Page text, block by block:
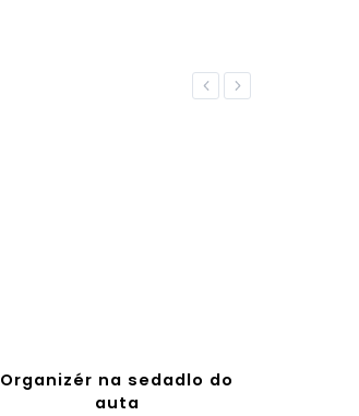
Previous
Organizér na sedadlo do
auta
Next